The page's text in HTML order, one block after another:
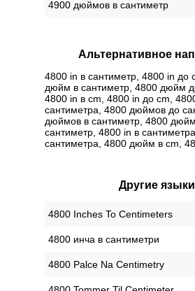
4900 дюймов в сантиметр
Альтернативное
4800 in в сантиметр, 4800 in до
дюйм в сантиметр, 4800 дюйм
4800 in в cm, 4800 in до cm,
сантиметра, 4800 дюймов до
дюймов в сантиметр, 4800
сантиметр, 4800 in в
сантиметра, 4800 дюйм в cm,
Другие языки
‎4800 Inches To Centimeters
‎4800 инча в сантиметри
‎4800 Palce Na Centimetry